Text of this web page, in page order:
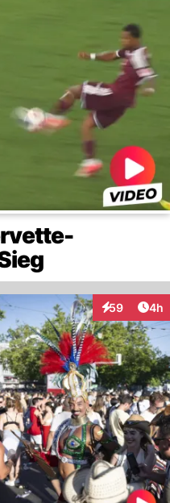
59
Interaktionen
4h